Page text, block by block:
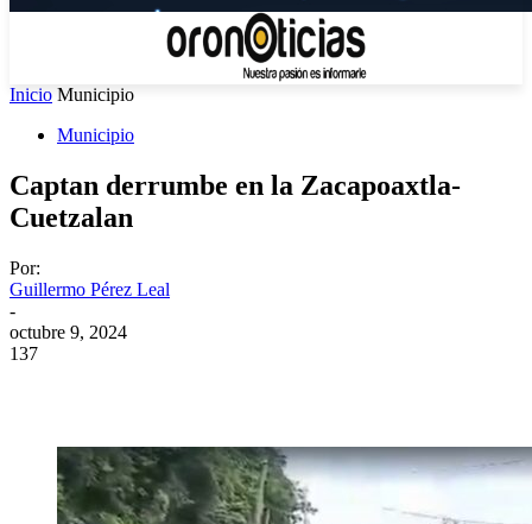
Inicio Municipio
Municipio
Captan derrumbe en la Zacapoaxtla-
Cuetzalan
Por:
Guillermo Pérez Leal
-
octubre 9, 2024
137